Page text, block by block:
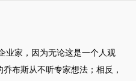
业家，因为无论这是一个人观
布斯从不听专家想法；相反，